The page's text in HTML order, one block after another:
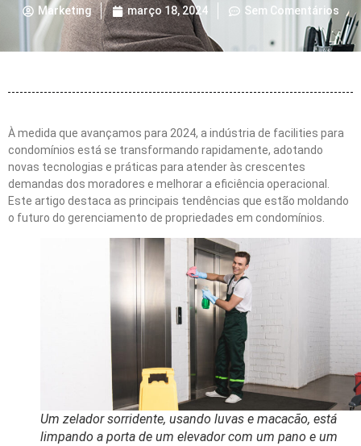
Marketing março 18, 2024 Sem Comentários
À medida que avançamos para 2024, a indústria de facilities para
condomínios está se transformando rapidamente, adotando
novas tecnologias e práticas para atender às crescentes
demandas dos moradores e melhorar a eficiência operacional.
Este artigo destaca as principais tendências que estão moldando
o futuro do gerenciamento de propriedades em condomínios.
Um zelador sorridente, usando luvas e macacão, está
limpando a porta de um elevador com um pano e um